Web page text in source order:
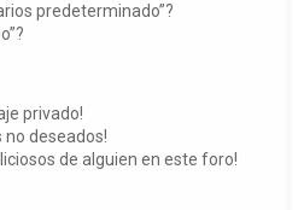
predeterminado”?
privado!
no deseados!
de alguien en este foro!